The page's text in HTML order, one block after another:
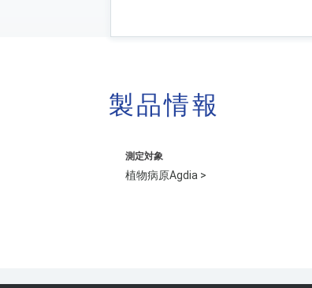
製品情報
測定対象
植物病原Agdia >